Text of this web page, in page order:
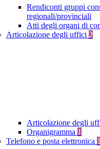
Rendiconti gruppi
regionali/provinciali
Atti degli organi di
Articolazione degli uffici 2
Articolazione degli
Organigramma 1
Telefono e posta elettronica 1